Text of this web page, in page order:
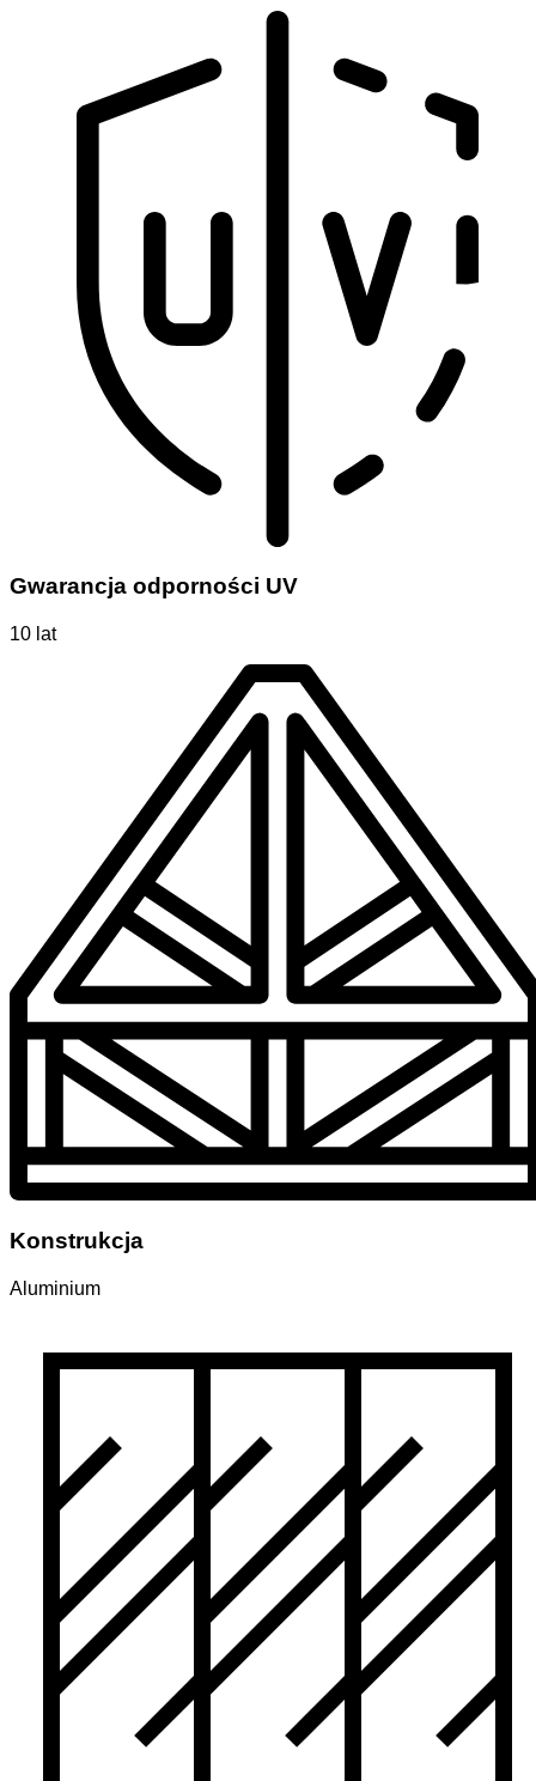
Gwarancja odporności UV
10 lat
Konstrukcja
Aluminium